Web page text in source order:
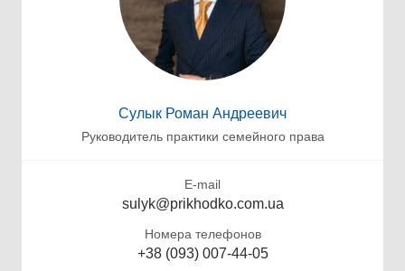
Сулык Роман Андреевич
Руководитель практики семейного права
E-mail
sulyk@prikhodko.com.ua
Номера телефонов
+38 (093) 007-44-05